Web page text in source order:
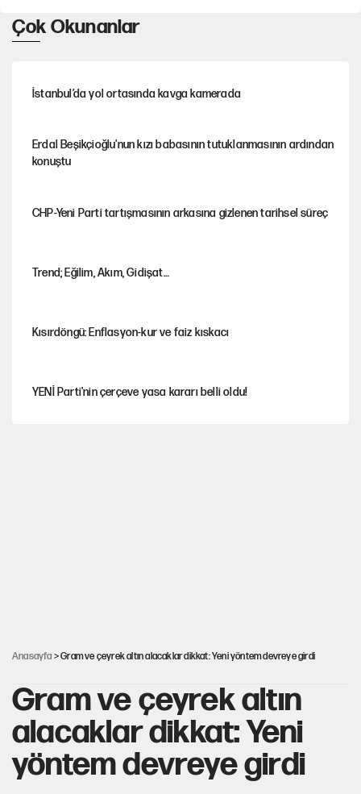
Çok Okunanlar
İstanbul’da yol ortasında kavga kamerada
Erdal Beşikçioğlu'nun kızı babasının tutuklanmasının ardından
konuştu
CHP-Yeni Parti tartışmasının arkasına gizlenen tarihsel süreç
Trend; Eğilim, Akım, Gidişat…
Kısırdöngü: Enflasyon-kur ve faiz kıskacı
YENİ Parti'nin çerçeve yasa kararı belli oldu!
Anasayfa > Gram ve çeyrek altın alacaklar dikkat: Yeni yöntem devreye girdi
Gram ve çeyrek altın
alacaklar dikkat: Yeni
yöntem devreye girdi